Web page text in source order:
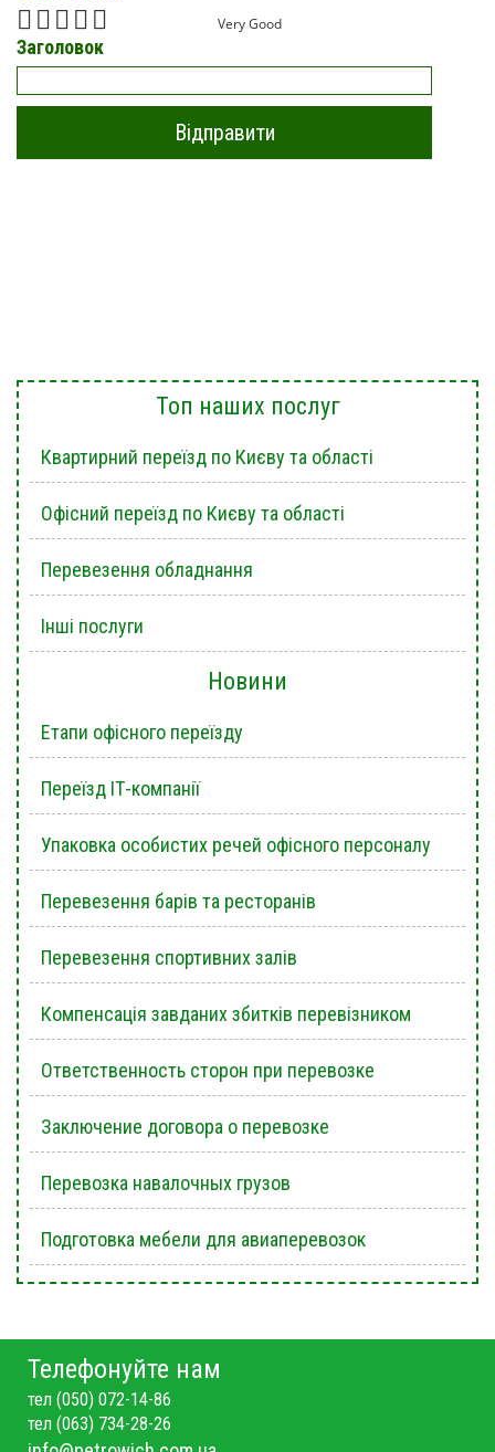
Very Good
Заголовок
Топ наших послуг
Квартирний переїзд по Києву та області
Офісний переїзд по Києву та області
Перевезення обладнання
Інші послуги
Новини
Етапи офісного переїзду
Переїзд ІТ-компанії
Упаковка особистих речей офісного персоналу
Перевезення барів та ресторанів
Перевезення спортивних залів
Компенсація завданих збитків перевізником
Ответственность сторон при перевозке
Заключение договора о перевозке
Перевозка навалочных грузов
Подготовка мебели для авиаперевозок
Телефонуйте нам
тел (050) 072-14-86
тел (063) 734-28-26